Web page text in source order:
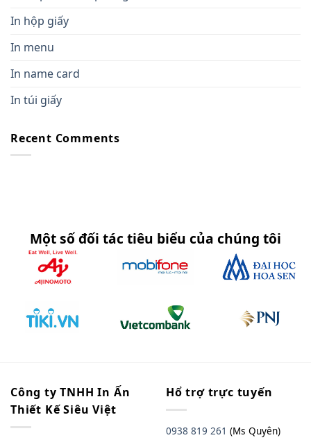
In hộp giấy
In menu
In name card
In túi giấy
Recent Comments
Một số đối tác tiêu biểu của chúng tôi
Công ty TNHH In Ấn
Thiết Kế Siêu Việt
Hổ trợ trực tuyến
0938 819 261 (Ms Quyên)